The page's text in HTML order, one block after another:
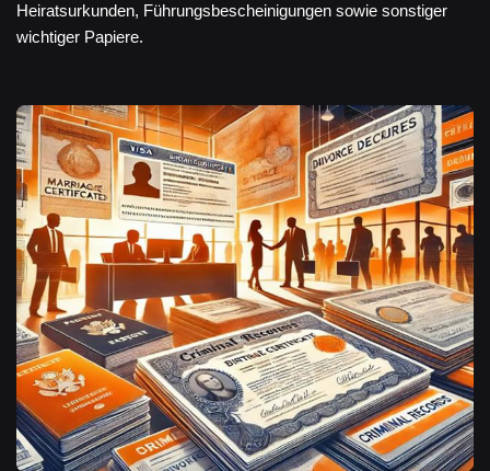
Heiratsurkunden, Führungsbescheinigungen sowie sonstiger
wichtiger Papiere.